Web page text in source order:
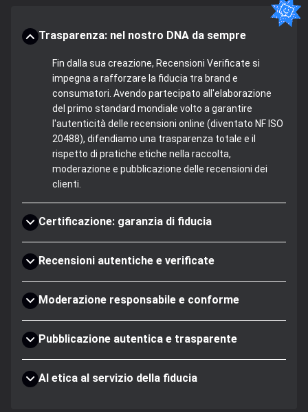
Trasparenza: nel nostro DNA da sempre
Fin dalla sua creazione, Recensioni Verificate si
impegna a rafforzare la fiducia tra brand e
consumatori. Avendo partecipato all'elaborazione
del primo standard mondiale volto a garantire
l'autenticità delle recensioni online (diventato NF ISO
20488), difendiamo una trasparenza totale e il
rispetto di pratiche etiche nella raccolta,
moderazione e pubblicazione delle recensioni dei
clienti.
Certificazione: garanzia di fiducia
Recensioni autentiche e verificate
Moderazione responsabile e conforme
Pubblicazione autentica e trasparente
AI etica al servizio della fiducia